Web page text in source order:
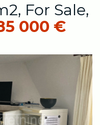
For Sale,
000 €